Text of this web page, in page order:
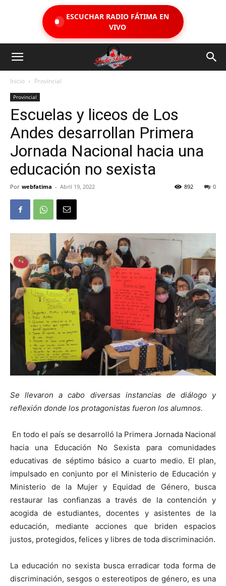
ESCUCHAR RADIO FÁTIMA EN
VIVO
Inicio Provincial
Provincial
Escuelas y liceos de Los
Andes desarrollan Primera
Jornada Nacional hacia una
educación no sexista
Por webfatima - Abril 19, 2022 0
892
Se llevaron a cabo diversas instancias de diálogo y
reflexión donde los protagonistas fueron los alumnos.
En todo el país se desarrolló la Primera Jornada Nacional
hacia una Educación No Sexista para comunidades
educativas de séptimo básico a cuarto medio. El plan,
impulsado en conjunto por el Ministerio de Educación y
Ministerio de la Mujer y Equidad de Género, busca
restaurar las confianzas a través de la contención y
acogida de estudiantes, docentes y asistentes de la
educación, mediante acciones que briden espacios
justos, protegidos, felices y libres de toda discriminación.
La educación no sexista busca erradicar toda forma de
discriminación, sesgos o estereotipos de género, es una